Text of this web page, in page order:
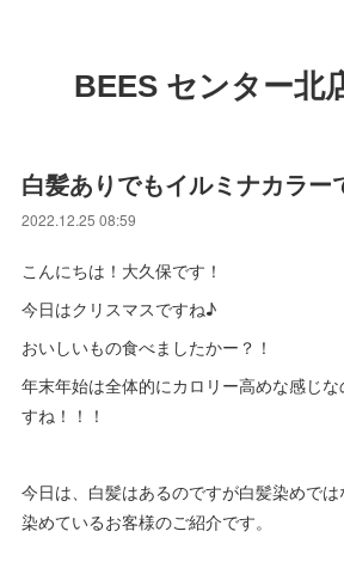
BEES センター北
白髪ありでもイルミナカラー
2022.12.25 08:59
こんにちは！大久保です！
今日はクリスマスですね♪
おいしいもの食べましたかー？！
年末年始は全体的にカロリー高めな感じ
すね！！！
今日は、白髪はあるのですが白髪染めで
染めているお客様のご紹介です。